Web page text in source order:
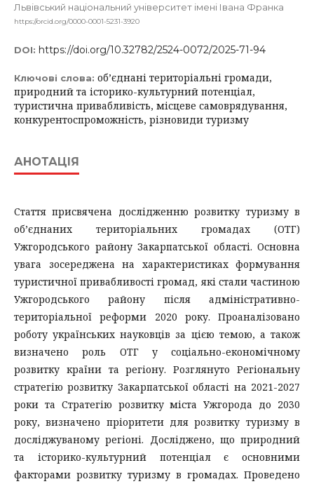
Львівський національний університет імені Івана Франка
https://orcid.org/0000-0001-5231-3920
DOI: https://doi.org/10.32782/2524-0072/2025-71-94
Ключові слова: об’єднані територіальні громади,
природний та історико-культурний потенціал,
туристична привабливість, місцеве самоврядування,
конкурентоспроможність, різновиди туризму
АНОТАЦІЯ
Стаття присвячена дослідженню розвитку туризму в
об’єднаних територіальних громадах (ОТГ)
Ужгородського району Закарпатської області. Основна
увага зосереджена на характеристиках формування
туристичної привабливості громад, які стали частиною
Ужгородського району після адміністративно-
територіальної реформи 2020 року. Проаналізовано
роботу українських науковців за цією темою, а також
визначено роль ОТГ у соціально-економічному
розвитку країни та регіону. Розглянуто Регіональну
стратегію розвитку Закарпатської області на 2021-2027
роки та Стратегію розвитку міста Ужгорода до 2030
року, визначено пріоритети для розвитку туризму в
досліджуваному регіоні. Досліджено, що природний
та історико-культурний потенціал є основними
факторами розвитку туризму в громадах. Проведено